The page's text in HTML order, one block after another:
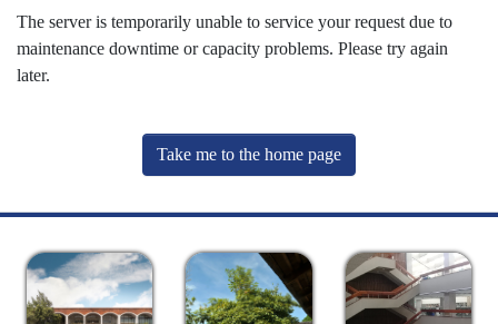
The server is temporarily unable to service your request due to
maintenance downtime or capacity problems. Please try again
later.
Take me to the home page